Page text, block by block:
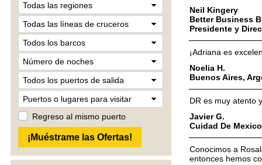
Regreso al mismo puerto
Neil Kingery
Better Business
Presidente y
¡Adriana es
Noelia H.
Buenos Aires,
DR es muy atento
Javier G.
Cuidad De
Conocimos a
entonces hemos